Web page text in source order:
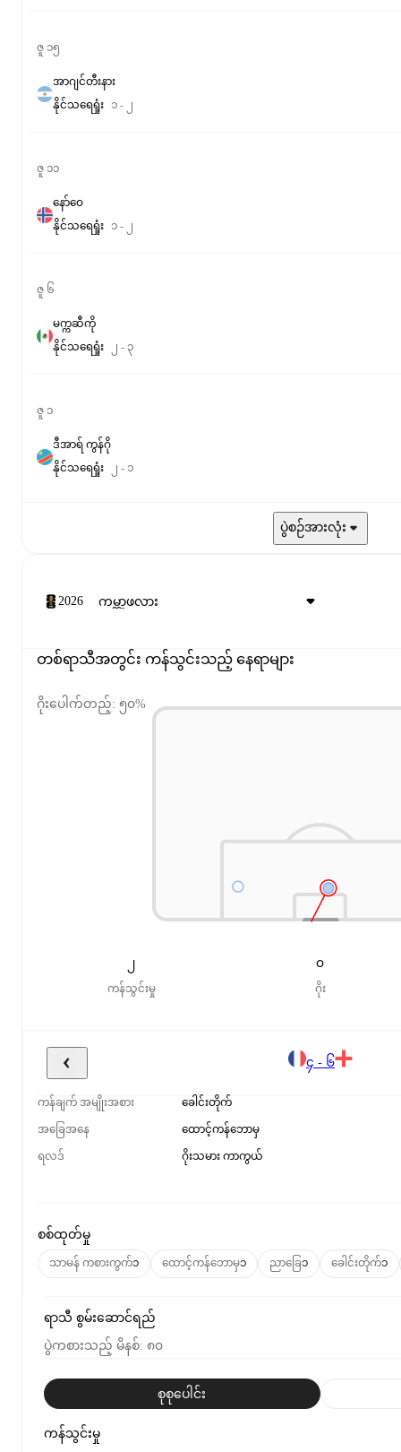
ဇူ ၁၅
အာဂျင်တီးနား
နိုင်သရေရှုံး ၁- ၂
ဇူ ၁၁
နော်ဝေ
နိုင်သရေရှုံး ၁- ၂
ဇူ ၆
မက္ကဆီကို
နိုင်သရေရှုံး ၂ - ၃
ဇူ ၁
ဒီအာရ် ကွန်ဂို
နိုင်သရေရှုံး ၂ - ၁
ပွဲစဉ်အားလုံး
2026
တစ်ရာသီအတွင်း ကန်သွင်းသည့် နေရာများ
ဂိုးပေါက်တည့်: ၅၀%
၂
ကန်သွင်းမှု
၀
ဂိုး
၄ - ၆
ကန်ချက် အမျိုးအစား ခေါင်းတိုက်
အခြေအနေ ထောင့်ကန်ဘောမှ
ရလဒ် ဂိုးသမား ကာကွယ်
စစ်ထုတ်မှု
သာမန် ကစားကွက်၁ ထောင့်ကန်ဘောမှ၁ ညာခြေ၁ ခေါင်းတိုက်၁
ရာသီ စွမ်းဆောင်ရည်
ပွဲကစားသည့် မိနစ်: ၈၀
စုစုပေါင်း
ကန်သွင်းမှု